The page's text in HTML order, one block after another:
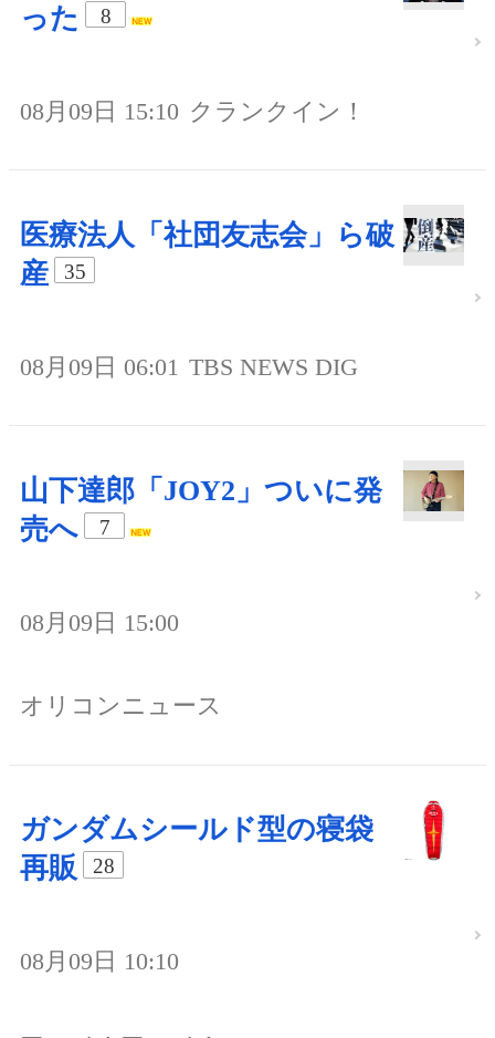
った
8
08月09日 15:10 クランクイン！
医療法人「社団友志会」ら破
産
35
08月09日 06:01 TBS NEWS DIG
山下達郎「JOY2」ついに発
売へ
7
08月09日 15:00
オリコンニュース
ガンダムシールド型の寝袋
再販
28
08月09日 10:10